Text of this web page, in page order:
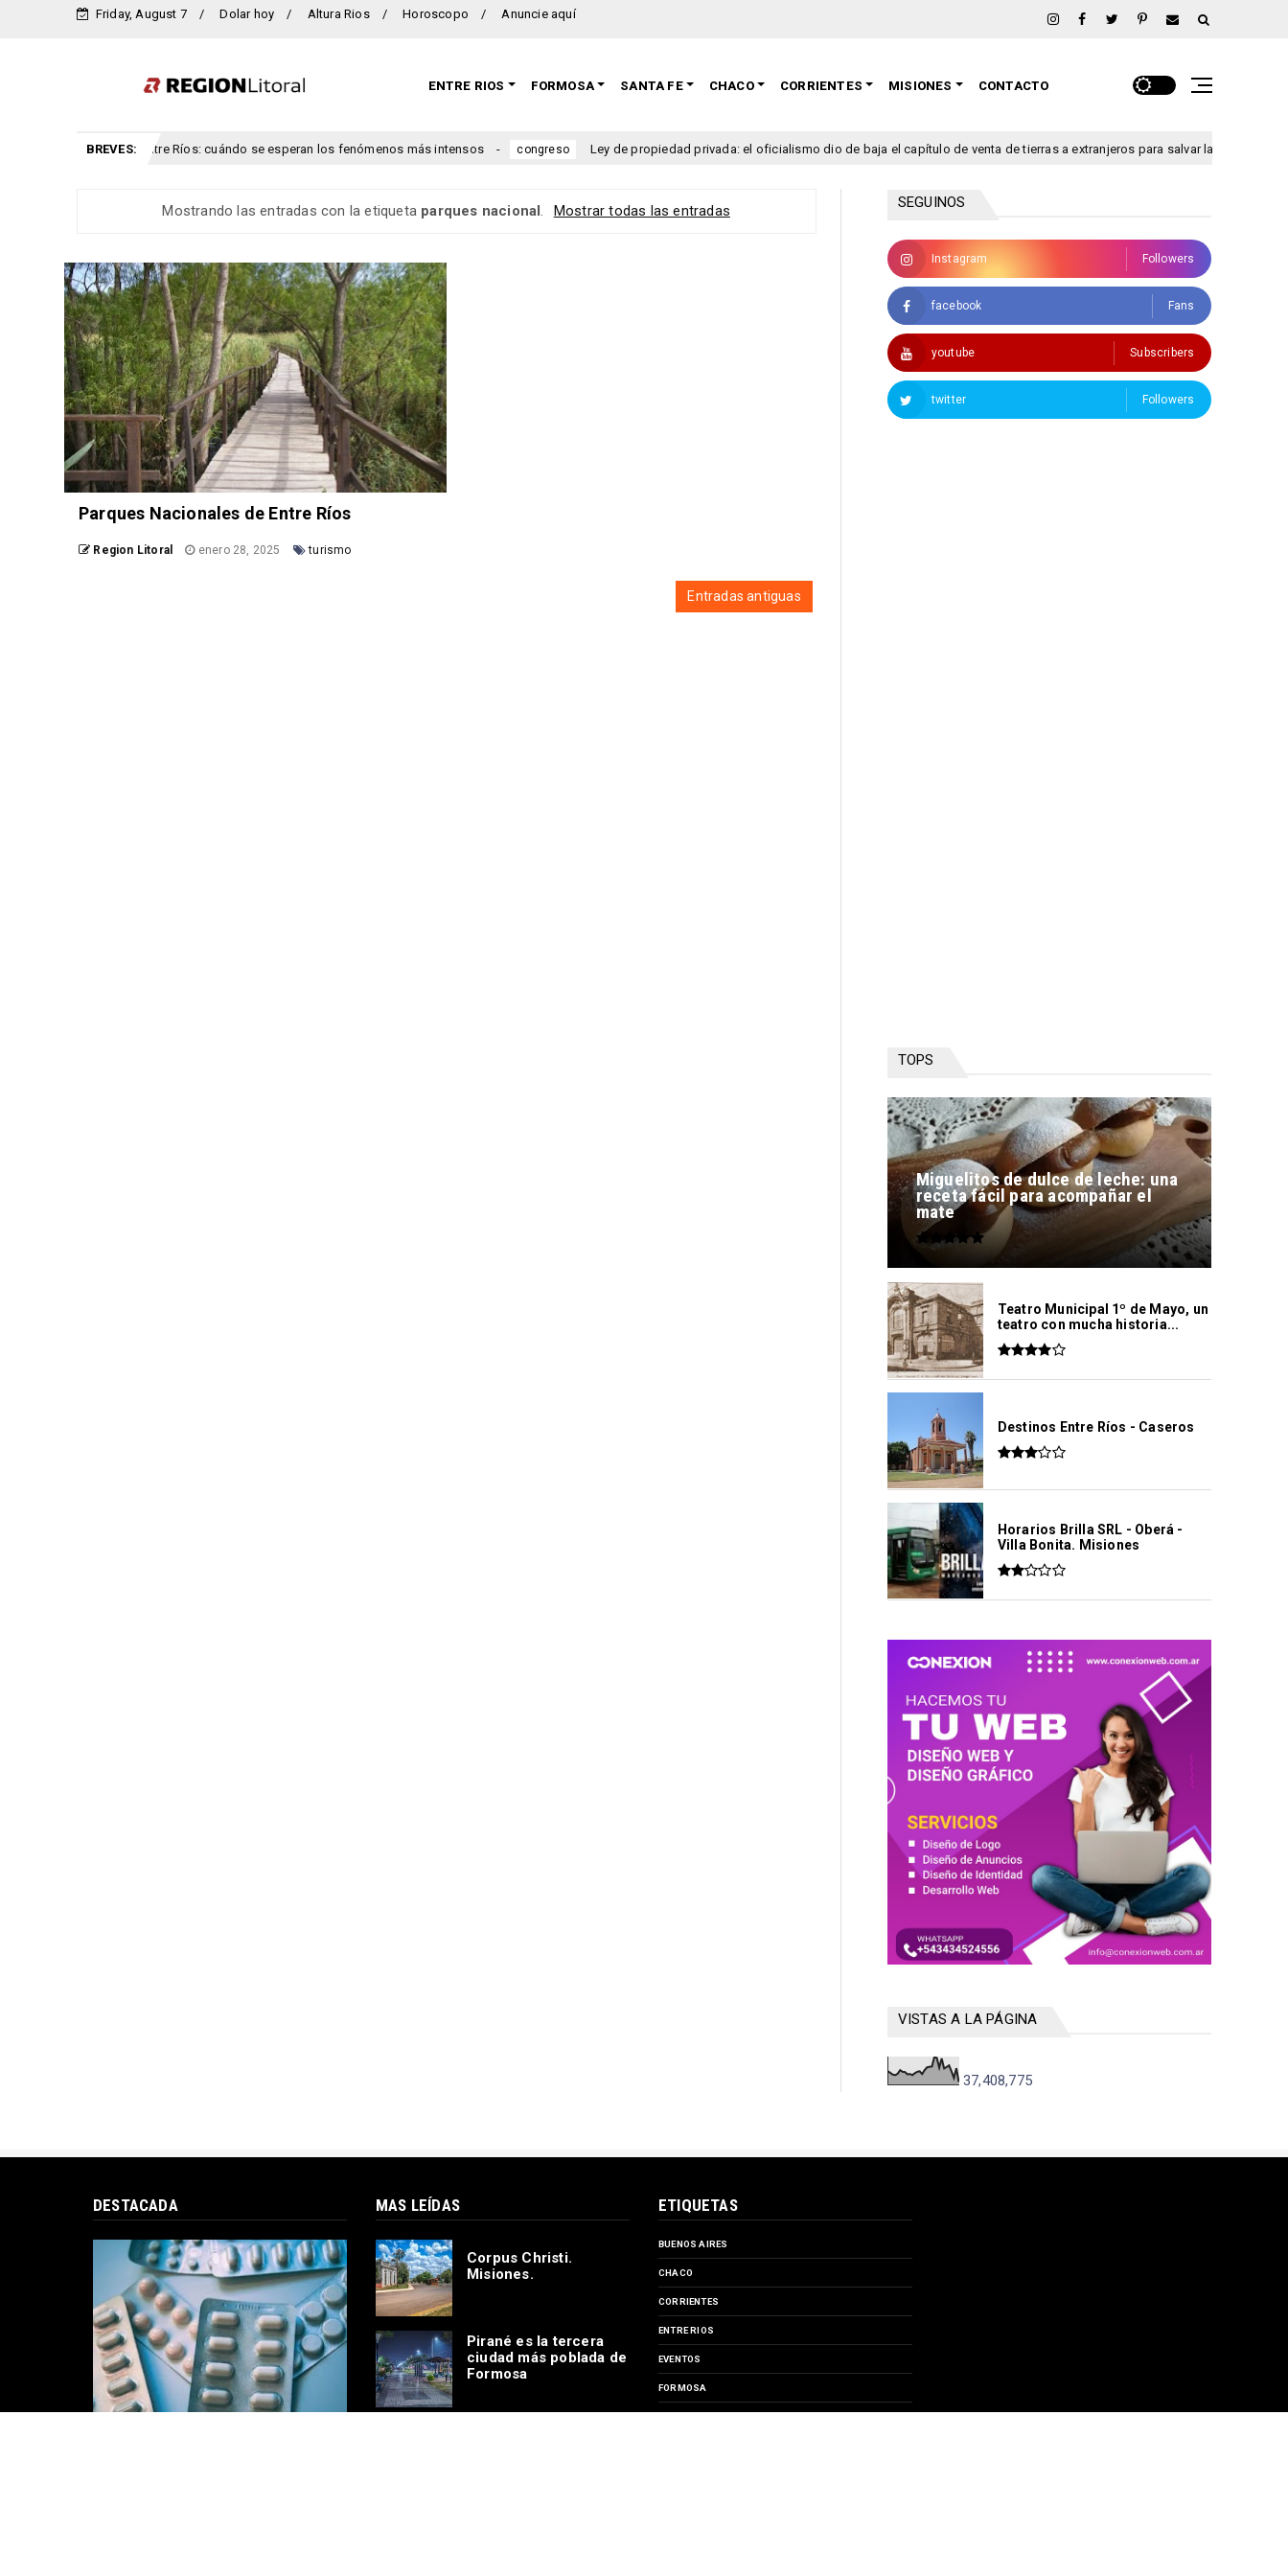
Friday, August 7 Dolar hoy Altura Rios Horoscopo Anuncie aquí
ENTRE RIOS FORMOSA SANTA FE CHACO CORRIENTES MISIONES CONTACTO
BREVES:
y viento para Entre Ríos: cuándo se esperan los fenómenos más intensos congreso Ley de propiedad privada: el oficialismo dio de baja el capítulo de venta de tierras a extranjeros para salvar la sesión de este
Mostrando las entradas con la etiqueta parques nacional. Mostrar todas las entradas
Parques Nacionales de Entre Ríos
Region Litoral enero 28, 2025 turismo
Entradas antiguas
SEGUINOS
Instagram Followers
facebook Fans
youtube Subscribers
twitter Followers
TOPS
Miguelitos de dulce de leche: una
receta fácil para acompañar el
mate
Teatro Municipal 1º de Mayo, un
teatro con mucha historia...
Destinos Entre Ríos - Caseros
Horarios Brilla SRL - Oberá -
Villa Bonita. Misiones
VISTAS A LA PÁGINA
37,408,775
DESTACADA MAS LEÍDAS
Corpus Christi.
Misiones.
Pirané es la tercera
ciudad más poblada de
Formosa
ETIQUETAS
BUENOS AIRES
CHACO
CORRIENTES
ENTRE RIOS
EVENTOS
FORMOSA